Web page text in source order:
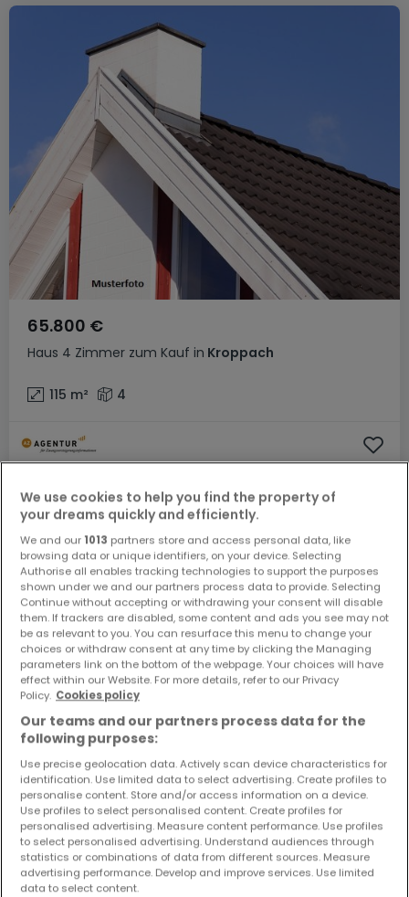
Haus 4 Zimmer zum Kauf in Kroppach
65.800 €
115 m² 4
Ähnliche Immobilien in der Nähe
Sie haben keine Immobilien gefunden, die Sie
interessieren? Diese vorgeschlagenen Anzeigen
könnten Sie interessieren.
We use cookies to help you find the property of
your dreams quickly and efficiently.
We and our 1013 partners store and access personal data, like
browsing data or unique identifiers, on your device. Selecting
Authorise all enables tracking technologies to support the purposes
shown under we and our partners process data to provide. Selecting
Continue without accepting or withdrawing your consent will disable
them. If trackers are disabled, some content and ads you see may not
be as relevant to you. You can resurface this menu to change your
choices or withdraw consent at any time by clicking the Managing
parameters link on the bottom of the webpage. Your choices will have
effect within our Website. For more details, refer to our Privacy
Policy. Cookies policy
Our teams and our partners process data for the
following purposes:
Use precise geolocation data. Actively scan device characteristics for
identification. Use limited data to select advertising. Create profiles to
personalise content. Store and/or access information on a device.
Use profiles to select personalised content. Create profiles for
personalised advertising. Measure content performance. Use profiles
to select personalised advertising. Understand audiences through
statistics or combinations of data from different sources. Measure
advertising performance. Develop and improve services. Use limited
data to select content.